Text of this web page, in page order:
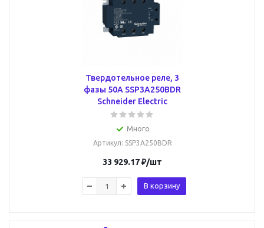
Твердотельное реле, 3
фазы 50А SSP3A250BDR
Schneider Electric
Много
Артикул: SSP3A250BDR
33 929.17₽/шт
В корзину